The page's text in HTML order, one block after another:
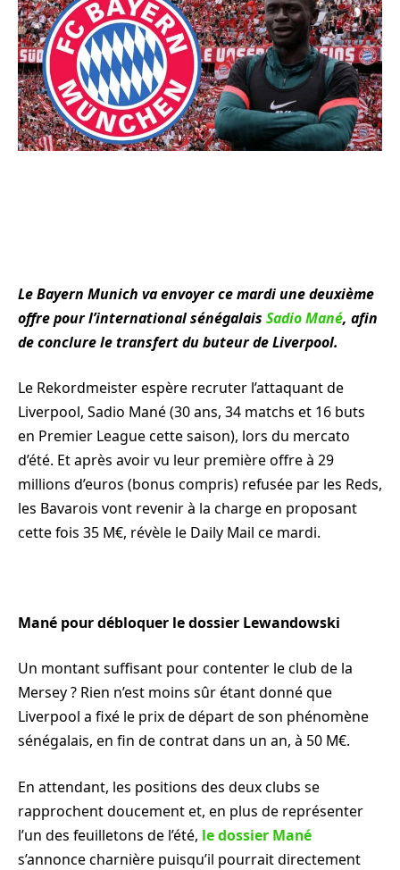
Le Bayern Munich va envoyer ce mardi une deuxième
offre pour l’international sénégalais Sadio Mané, afin
de conclure le transfert du buteur de Liverpool.
Le Rekordmeister espère recruter l’attaquant de
Liverpool, Sadio Mané (30 ans, 34 matchs et 16 buts
en Premier League cette saison), lors du mercato
d’été. Et après avoir vu leur première offre à 29
millions d’euros (bonus compris) refusée par les Reds,
les Bavarois vont revenir à la charge en proposant
cette fois 35 M€, révèle le Daily Mail ce mardi.
Mané pour débloquer le dossier Lewandowski
Un montant suffisant pour contenter le club de la
Mersey ? Rien n’est moins sûr étant donné que
Liverpool a fixé le prix de départ de son phénomène
sénégalais, en fin de contrat dans un an, à 50 M€.
En attendant, les positions des deux clubs se
rapprochent doucement et, en plus de représenter
l’un des feuilletons de l’été, le dossier Mané
s’annonce charnière puisqu’il pourrait directement